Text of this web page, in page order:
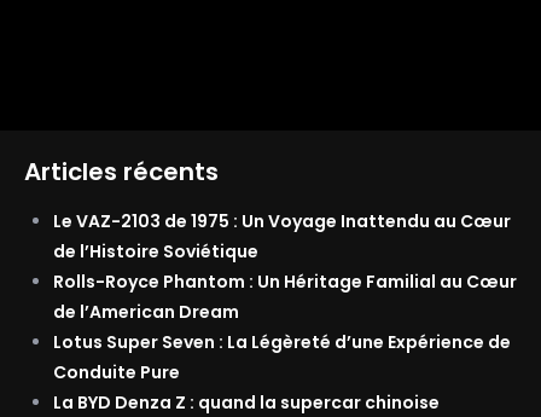
Articles récents
Le VAZ-2103 de 1975 : Un Voyage Inattendu au Cœur
de l’Histoire Soviétique
Rolls-Royce Phantom : Un Héritage Familial au Cœur
de l’American Dream
Lotus Super Seven : La Légèreté d’une Expérience de
Conduite Pure
La BYD Denza Z : quand la supercar chinoise